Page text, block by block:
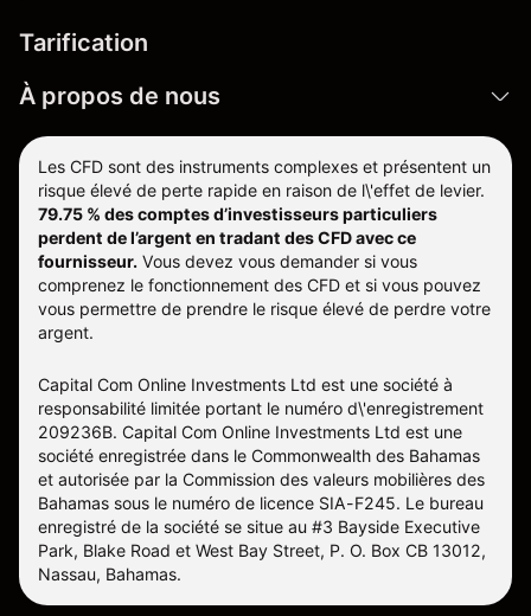
Tarification
À propos de nous
Les CFD sont des instruments complexes et présentent un
risque élevé de perte rapide en raison de l\'effet de levier.
79.75 % des comptes d’investisseurs particuliers
perdent de l’argent en tradant des CFD avec ce
fournisseur. Vous devez vous demander si vous
comprenez le fonctionnement des CFD et si vous pouvez
vous permettre de prendre le risque élevé de perdre votre
argent.
Capital Com Online Investments Ltd est une société à
responsabilité limitée portant le numéro d\'enregistrement
209236B. Capital Com Online Investments Ltd est une
société enregistrée dans le Commonwealth des Bahamas
et autorisée par la Commission des valeurs mobilières des
Bahamas sous le numéro de licence SIA-F245. Le bureau
enregistré de la société se situe au #3 Bayside Executive
Park, Blake Road et West Bay Street, P. O. Box CB 13012,
Nassau, Bahamas.